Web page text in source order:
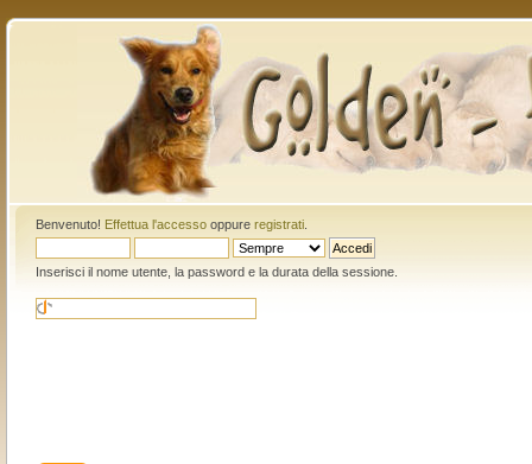
Benvenuto! Effettua l'accessooppure registrati.
Inserisci il nome utente, la password e la durata della sessione.